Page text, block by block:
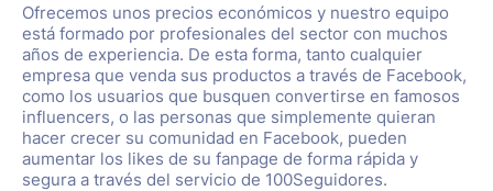
Ofrecemos unos precios económicos y nuestro equipo
está formado por profesionales del sector con muchos
años de experiencia. De esta forma, tanto cualquier
empresa que venda sus productos a través de Facebook,
como los usuarios que busquen convertirse en famosos
influencers, o las personas que simplemente quieran
hacer crecer su comunidad en Facebook, pueden
aumentar los likes de su fanpage de forma rápida y
segura a través del servicio de 100Seguidores.